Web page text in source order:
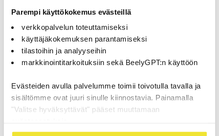
Parempi käyttökokemus evästeillä
verkkopalvelun toteuttamiseksi
käyttäjäkokemuksen parantamiseksi
tilastoihin ja analyyseihin
markkinointitarkoituksiin sekä BeelyGPT:n käyttöön
Evästeiden avulla palvelumme toimii toivotulla tavalla ja
sisältömme ovat juuri sinulle kiinnostavia. Painamalla
"Valitse hyväksyttävät" pääset muuttamaan